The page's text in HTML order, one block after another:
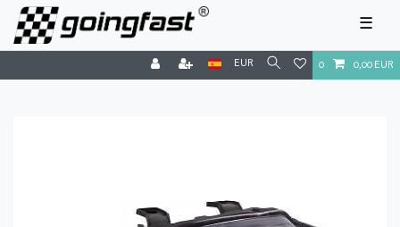
☰
EUR 0 0,00 EUR